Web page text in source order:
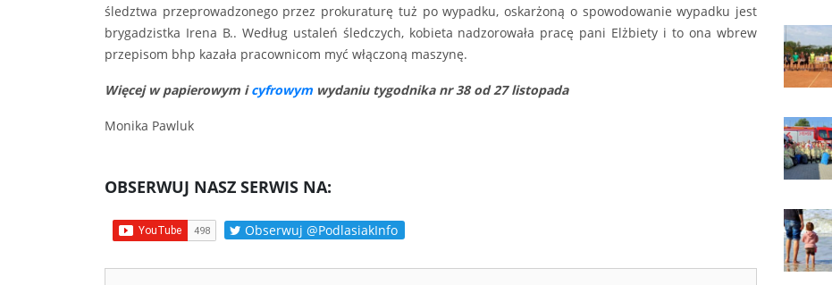
śledztwa przeprowadzonego przez prokuraturę tuż po wypadku, oskarżoną o spowodowanie wypadku jest
brygadzistka Irena B.. Według ustaleń śledczych, kobieta nadzorowała pracę pani Elżbiety i to ona wbrew
przepisom bhp kazała pracownicom myć włączoną maszynę.
Więcej w papierowym icyfrowym wydaniu tygodnika nr 38 od 27 listopada
Monika Pawluk
OBSERWUJ NASZ SERWIS NA:
Obserwuj @PodlasiakInfo